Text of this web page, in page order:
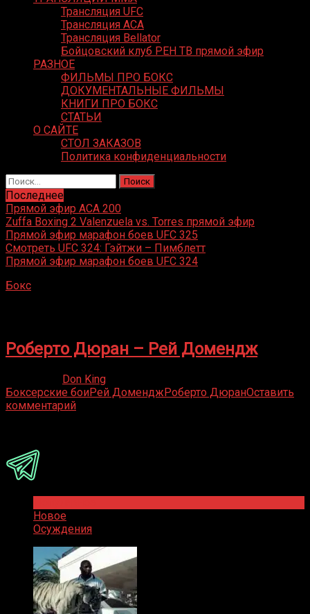
Трансляция UFC
Трансляция ACA
Трансляция Bellator
Бойцовский клуб РЕН ТВ прямой эфир
РАЗНОЕ
ФИЛЬМЫ ПРО БОКС
ДОКУМЕНТАЛЬНЫЕ ФИЛЬМЫ
КНИГИ ПРО БОКС
СТАТЬИ
О САЙТЕ
СТОЛ ЗАКАЗОВ
Политика конфиденциальности
Найти:
Последнее
Прямой эфир ACA 200
Zuffa Boxing 2 Valenzuela vs. Torres прямой эфир
Прямой эфир марафон боев UFC 325
Смотреть UFC 324: Гэйтжи – Пимблетт
Прямой эфир марафон боев UFC 324
Бокс
Роберто Дюран – Рей Домендж
Don King
Боксерские боиРей ДоменджРоберто ДюранОставить
комментарий
Новое
Осуждения